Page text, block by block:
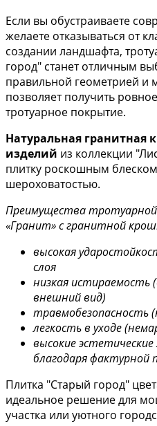
Если вы обустраиваете
желаете отказываться от
создании ландшафта,
город" станет отличным
правильной геометрией и
позволяет получить
тротуарное покрытие.
Натуральная гранитная
изделий из коллекции
плитку роскошным
шероховатостью.
Преимущества
«Гранит» с гранитной
высокая
слоя
низкая истираемость
внешний вид)
травмобезопасность
легкость в уходе
высокие
благодаря фактурной
Плитка "Старый город"
идеальное решение для
участка или уютного